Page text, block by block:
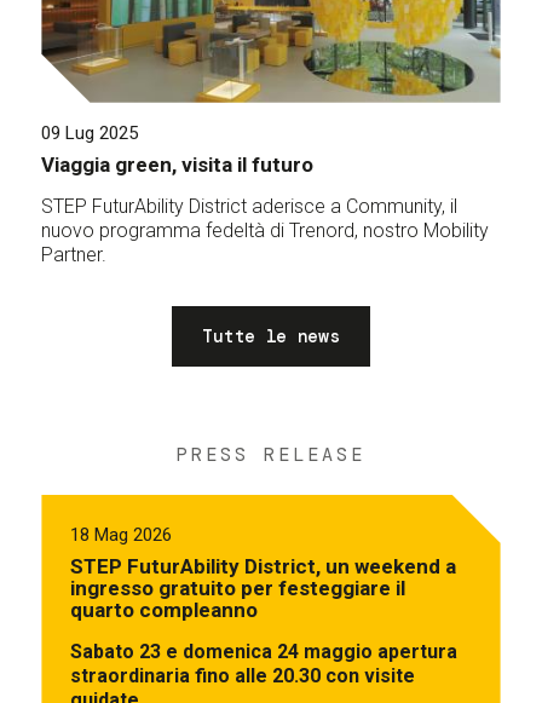
09 Lug 2025
Viaggia green, visita il futuro
STEP FuturAbility District aderisce a Community, il
nuovo programma fedeltà di Trenord, nostro Mobility
Partner.
Tutte le news
PRESS RELEASE
18 Mag 2026
STEP FuturAbility District, un weekend a
ingresso gratuito per festeggiare il
quarto compleanno
Sabato 23 e domenica 24 maggio apertura
straordinaria fino alle 20.30 con visite